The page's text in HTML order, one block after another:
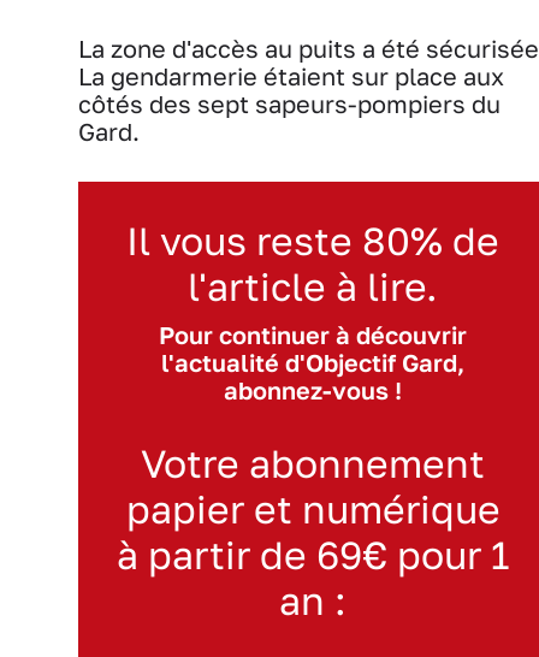
La zone d'accès au puits a été
La gendarmerie étaient sur place aux
côtés des sept sapeurs-pompiers du
Gard.
Il vous reste 80% de
l'article à lire.
Pour continuer à découvrir
l'actualité d'Objectif Gard,
abonnez-vous !
Votre abonnement
papier et numérique
à partir de 69€ pour 1
an :